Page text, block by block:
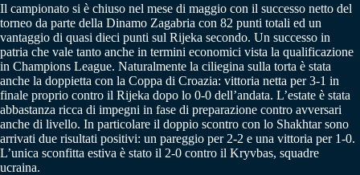
Il campionato si è chiuso nel mese di maggio con il successo netto del
torneo da parte della Dinamo Zagabria con 82 punti totali ed un
vantaggio di quasi dieci punti sul Rijeka secondo. Un successo in
patria che vale tanto anche in termini economici vista la qualificazione
in Champions League. Naturalmente la ciliegina sulla torta è stata
anche la doppietta con la Coppa di Croazia: vittoria netta per 3-1 in
finale proprio contro il Rijeka dopo lo 0-0 dell’andata. L’estate è stata
abbastanza ricca di impegni in fase di preparazione contro avversari
anche di livello. In particolare il doppio scontro con lo Shakhtar sono
arrivati due risultati positivi: un pareggio per 2-2 e una vittoria per 1-0.
L’unica sconfitta estiva è stato il 2-0 contro il Kryvbas, squadre
ucraina.